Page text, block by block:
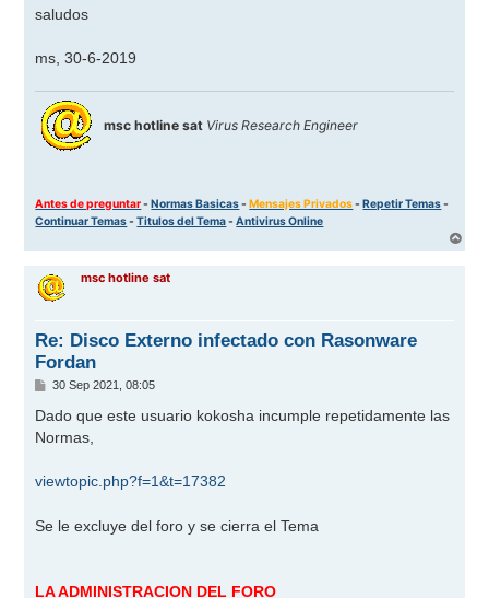
saludos
ms, 30-6-2019
msc hotline sat Virus Research Engineer
Antes de preguntar-Normas Basicas-Mensajes Privados-Repetir Temas-
Continuar Temas-Titulos del Tema-Antivirus Online
r
msc hotline sat
Re: Disco Externo infectado con Rasonware
Fordan
M
n
a
30 Sep 2021, 08:05
Dado que este usuario kokosha incumple repetidamente las
Normas,
viewtopic.php?f=1&t=17382
Se le excluye del foro y se cierra el Tema
LA ADMINISTRACION DEL FORO